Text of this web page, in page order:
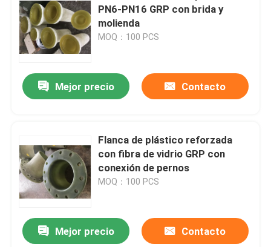
PN6-PN16 GRP con brida y
molienda
MOQ：100 PCS
Mejor precio Contacto
Flanca de plástico reforzada
con fibra de vidrio GRP con
conexión de pernos
MOQ：100 PCS
Mejor precio Contacto